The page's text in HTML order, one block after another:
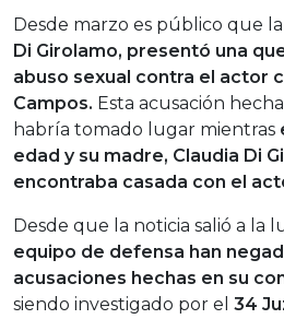
Desde marzo es público que la
Di Girolamo, presentó una
abuso sexual contra el actor
Campos. Esta acusación
habría tomado lugar mientras
edad y su madre, Claudia Di
encontraba casada con el
Desde que la noticia salió a la
equipo de defensa han
acusaciones hechas en su
siendo investigado por el 34